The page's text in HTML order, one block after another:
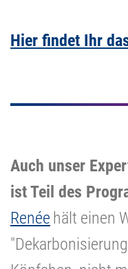
Hier findet Ihr
Auch unser
ist Teil des
Renée hält einen